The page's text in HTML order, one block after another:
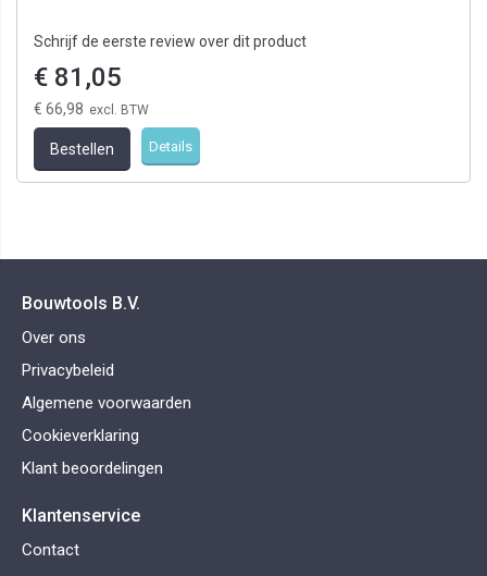
Schrijf de eerste review over dit product
€ 81,05
€ 66,98
Bestellen Details
Bouwtools B.V.
Over ons
Privacybeleid
Algemene voorwaarden
Cookieverklaring
Klant beoordelingen
Klantenservice
Contact